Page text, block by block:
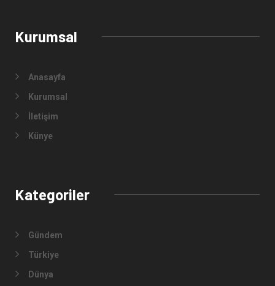
Kurumsal
Anasayfa
Kurumsal
İletişim
Künye
Kategoriler
Gündem
Türkiye
Dünya